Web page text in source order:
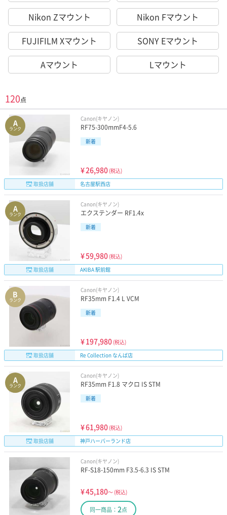
Nikon Zマウント
Nikon Fマウント
FUJIFILM Xマウント
SONY Eマウント
Aマウント
Lマウント
120点
A
ランク
Canon(キヤノン)
RF75-300mmF4-5.6
新着
¥26,980 (税込)
取扱店舗
名古屋駅西店
A
ランク
Canon(キヤノン)
エクステンダー RF1.4x
新着
¥59,980 (税込)
取扱店舗
AKIBA 駅前館
B
ランク
Canon(キヤノン)
RF35mm F1.4 L VCM
新着
¥197,980 (税込)
取扱店舗
Re Collection なんば店
A
ランク
Canon(キヤノン)
RF35mm F1.8 マクロ IS STM
新着
¥61,980 (税込)
取扱店舗
神戸ハーバーランド店
Canon(キヤノン)
RF-S18-150mm F3.5-6.3 IS STM
¥45,180～ (税込)
同一商品： 2点